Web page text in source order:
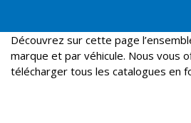
Découvrez sur cette page
marque et par véhicule. Nous vous
télécharger tous les catalogues en